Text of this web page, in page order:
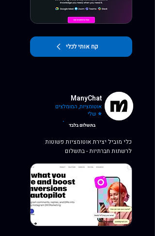
קח אותי לכלי
ManyChat
אוטומציות, המומלצים
שלי ⭐
בתשלום בלבד
כלי מוביל יצירת אוטומציות פשוטות
לרשתות חברתיות - בתשלום